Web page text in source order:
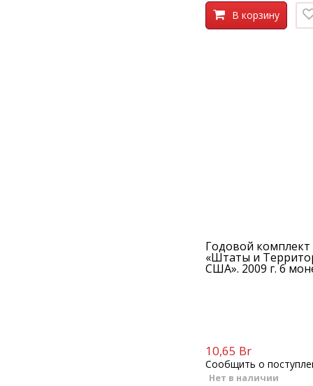
В корзину
Годовой
«Штаты и
США». 2009 г. 6
10,65 Br
Сообщить о
Нет в наличии